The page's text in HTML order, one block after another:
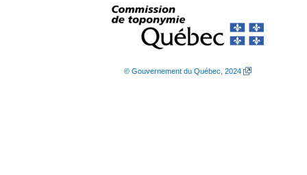
© Gouvernement du Québec, 2024